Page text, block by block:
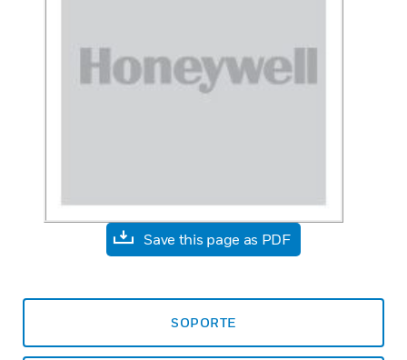
Save this page as PDF
SOPORTE